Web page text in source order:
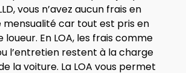
vous n’avez aucun frais en
mensualité car tout est pris en
En LOA, les frais comme
l’entretien restent à la charge
la voiture. La LOA vous permet